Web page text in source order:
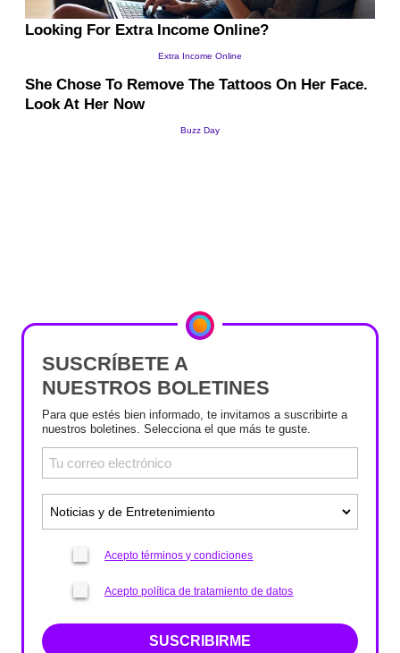
SUSCRÍBETE A
NUESTROS BOLETINES
Para que estés bien informado, te invitamos a suscribirte a
nuestros boletines. Selecciona el que más te guste.
Acepto términos y condiciones
Acepto política de tratamiento de datos
SUSCRIBIRME